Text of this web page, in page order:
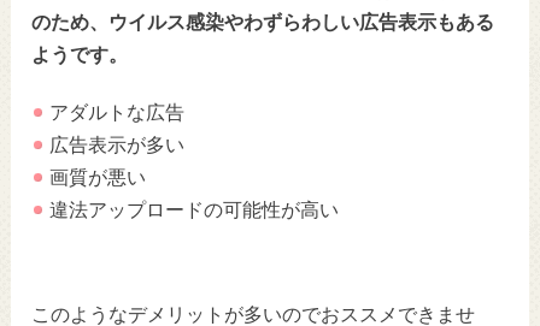
のため、 ウイルス感染やわずらわしい広告表示もある
ようです。
アダルトな広告
広告表示が多い
画質が悪い
違法アップロードの可能性が高い
このようなデメリットが多いのでおススメできませ